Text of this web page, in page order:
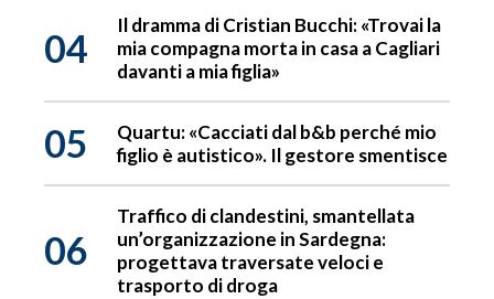
04
Il dramma di Cristian Bucchi: «Trovai la
mia compagna morta in casa a Cagliari
davanti a mia figlia»
05
Quartu: «Cacciati dal b&b perché mio
figlio è autistico». Il gestore smentisce
06
Traffico di clandestini, smantellata
un’organizzazione in Sardegna:
progettava traversate veloci e
trasporto di droga